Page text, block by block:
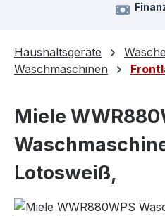
Haushaltsgeräte
Waschmaschinen
Miele
Lotosweiß,
Bildergalerie überspringen